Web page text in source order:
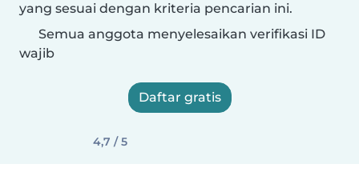
yang sesuai dengan kriteria pencarian ini.
Semua anggota menyelesaikan verifikasi ID
wajib
Daftar gratis
4,7 / 5